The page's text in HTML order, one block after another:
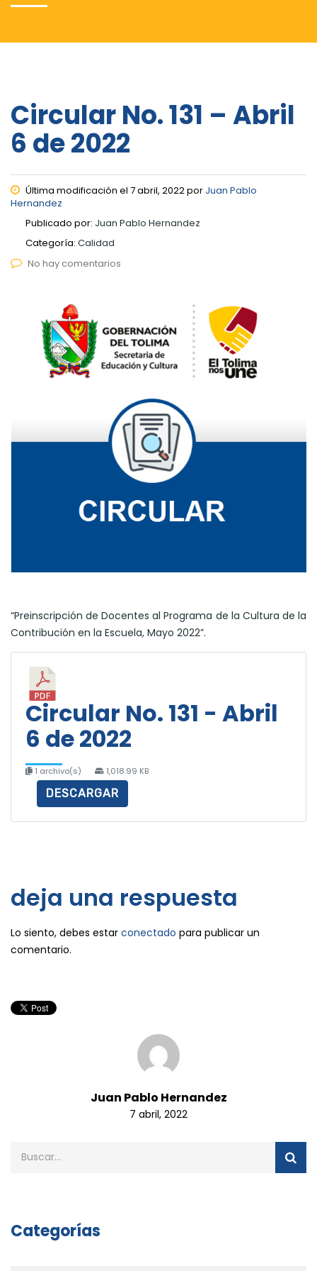
Circular No. 131 – Abril
6 de 2022
Última modificación el 7 abril, 2022 por Juan Pablo
Hernandez
Publicado por: Juan Pablo Hernandez
Categoría: Calidad
No hay comentarios
“Preinscripción de Docentes al Programa de la Cultura de la
Contribución en la Escuela, Mayo 2022”.
Circular No. 131 - Abril
6 de 2022
1 archivo(s) 1,018.99 KB
DESCARGAR
deja una respuesta
Lo siento, debes estar conectado para publicar un
comentario.
Juan Pablo Hernandez
7 abril, 2022
Categorías